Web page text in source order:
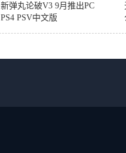
新弹丸论破V3 9月推出PC
PS4 PSV中文版